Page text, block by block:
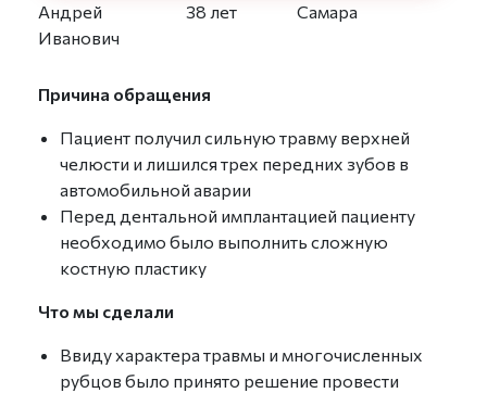
Андрей
Иванович
38 лет
Самара
Причина обращения
Пациент получил сильную травму верхней
челюсти и лишился трех передних зубов в
автомобильной аварии
Перед дентальной имплантацией пациенту
необходимо было выполнить сложную
костную пластику
Что мы сделали
Ввиду характера травмы и многочисленных
рубцов было принято решение провести